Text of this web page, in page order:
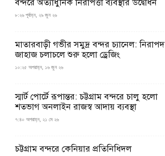
বন্দরে অত্যাধুনিক নিরাপত্তা ব্যবস্থার উদ্বোধন
৮:২৬ পূর্বাহ্ন, ২৯ জুন ২৬
মাতারবাড়ী গভীর সমুদ্র বন্দর চ্যানেল: নিরাপদ
জাহাজ চলাচলে শুরু হলো ড্রেজিং
১০:২৫ অপরাহ্ন, ১৬ জুন ২৬
স্মার্ট পোর্টে রূপান্তর: চট্টগ্রাম বন্দরে চালু হলো
শতভাগ অনলাইন রাজস্ব আদায় ব্যবস্থা
৭:৪০ অপরাহ্ন, ২১ মে ২৬
চট্টগ্রাম বন্দরে কেনিয়ার প্রতিনিধিদল